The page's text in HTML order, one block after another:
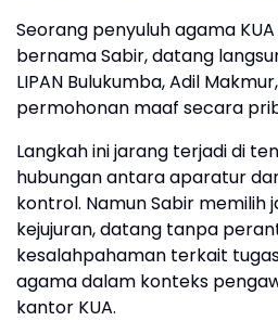
Seorang penyuluh agama
bernama Sabir, datang
LIPAN Bulukumba, Adil
permohonan maaf secara
Langkah ini jarang terjadi di
hubungan antara aparatur
kontrol. Namun Sabir memilih
kejujuran, datang tanpa
kesalahpahaman terkait
agama dalam konteks
kantor KUA.